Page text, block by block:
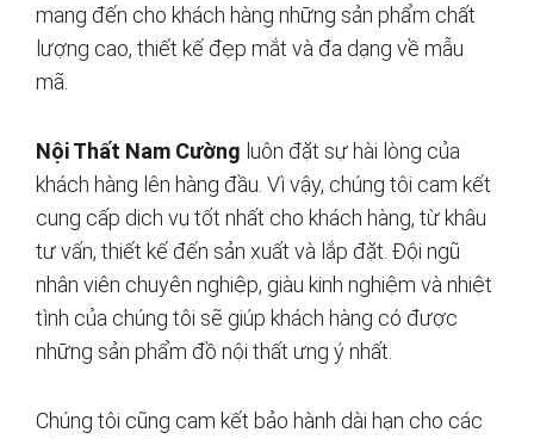
mang đến cho khách hàng những sản phẩm chất
lượng cao, thiết kế đẹp mắt và đa dạng về mẫu
mã.
Nội Thất Nam Cường luôn đặt sự hài lòng của
khách hàng lên hàng đầu. Vì vậy, chúng tôi cam kết
cung cấp dịch vụ tốt nhất cho khách hàng, từ khâu
tư vấn, thiết kế đến sản xuất và lắp đặt. Đội ngũ
nhân viên chuyên nghiệp, giàu kinh nghiệm và nhiệt
tình của chúng tôi sẽ giúp khách hàng có được
những sản phẩm đồ nội thất ưng ý nhất.
Chúng tôi cũng cam kết bảo hành dài hạn cho các